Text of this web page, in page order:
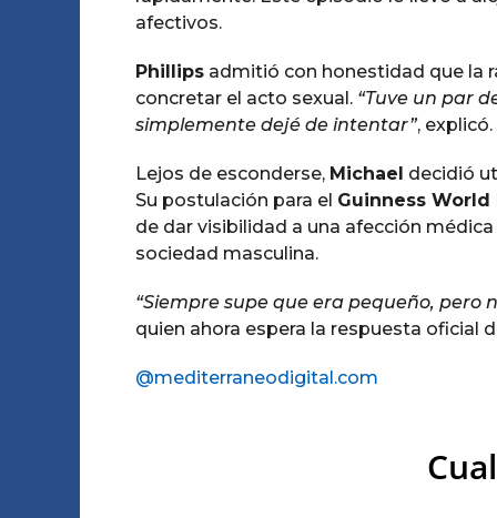
afectivos.
Phillips admitió con honestidad que la
concretar el acto sexual. “Tuve un par
simplemente dejé de intentar”, explicó.
Lejos de esconderse, Michael decidió
Su postulación para el Guinness World
de dar visibilidad a una afección
sociedad masculina.
“Siempre supe que era pequeño, pero
quien ahora espera la respuesta oficial
@mediterraneodigital.com